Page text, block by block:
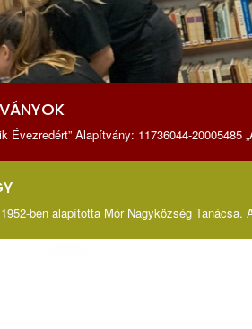
Évezredért” Alapítvány: 11736044-
ben alapította Mór Nagyközség